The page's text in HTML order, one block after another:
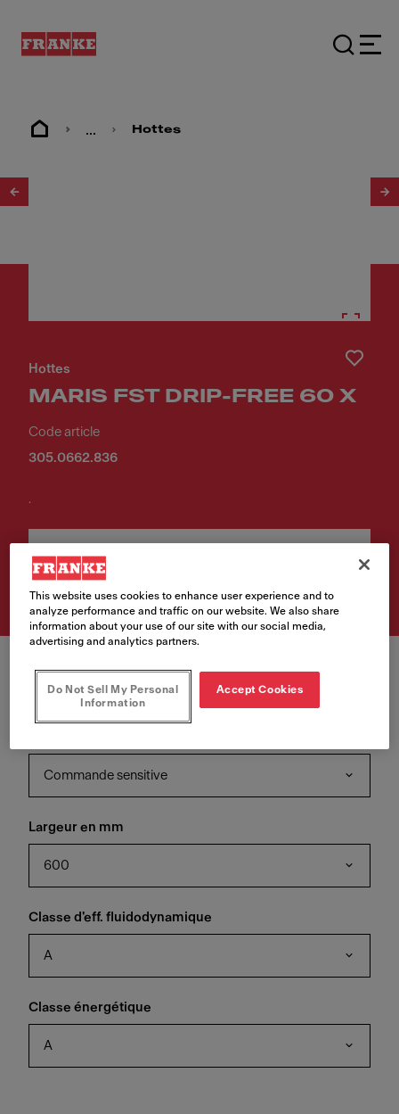
... Hottes
Hottes
MARIS FST DRIP-FREE 60 X
Code article
305.0662.836
.
Retrouvez ce produit chez
l'un de nos revendeurs
Commande sensitive
Largeur en mm
600
Classe d'eff. fluidodynamique
A
Classe énergétique
A
This website uses cookies to enhance user experience and to
analyze performance and traffic on our website. We also share
information about your use of our site with our social media,
advertising and analytics partners.
Do Not Sell My Personal
Information
Accept Cookies